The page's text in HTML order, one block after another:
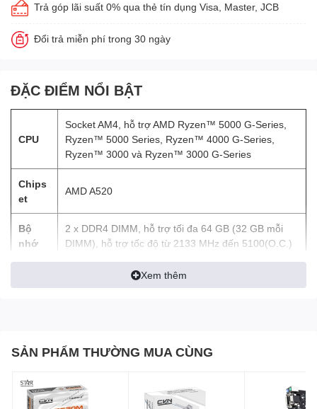
Trả góp lãi suất 0% qua thẻ tín dụng Visa, Master, JCB
Đổi trả miễn phí trong 30 ngày
ĐẶC ĐIỂM NỔI BẬT
CPU
Socket AM4, hỗ trợ AMD Ryzen™ 5000 G-Series,
Ryzen™ 5000 Series, Ryzen™ 4000 G-Series,
Ryzen™ 3000 và Ryzen™ 3000 G-Series
Chips
et
AMD A520
Bộ
nhớ
2 x DDR4 DIMM, hỗ trợ tối đa 64 GB (32 GB mỗi
DIMM), hỗ trợ tốc độ từ 2133 MHz đến 5100(O.C.)
đồ
AMD Radeon™ Graphics, hỗ trợ 1 x D-Sub, độ
thanh
LAN Realtek® GbE LAN chip (1 Gbps/100 Mbps)
Xem thêm
SẢN PHẨM THƯỜNG MUA CÙNG